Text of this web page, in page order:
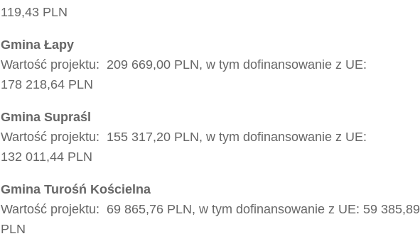
119,43 PLN
Gmina Łapy
Wartość projektu: 209 669,00 PLN, w tym dofinansowanie z UE:
178 218,64 PLN
Gmina Supraśl
Wartość projektu: 155 317,20 PLN, w tym dofinansowanie z UE:
132 011,44 PLN
Gmina Turośń Kościelna
Wartość projektu: 69 865,76 PLN, w tym dofinansowanie z UE: 59 385,89
PLN